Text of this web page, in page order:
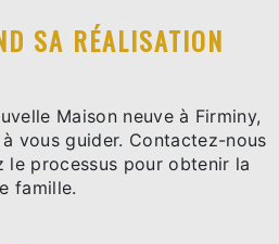
SA RÉALISATION
Maison neuve à Firminy,
à vous guider. Contactez-nous
processus pour obtenir la
famille.